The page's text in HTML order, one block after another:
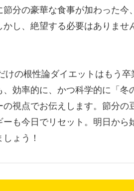
分の豪華な食事が加わった今
かし、絶望する必要はありませ
けの根性論ダイエットはもう
効率的に、かつ科学的に「冬
視点でお伝えします。節分の
も今日でリセット。明日から
ょう！